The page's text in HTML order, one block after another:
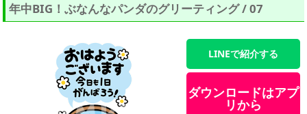
年中BIG！ぶなんなパンダのグリーティング / 07
LINEで紹介する
ダウンロードはアプ
リから